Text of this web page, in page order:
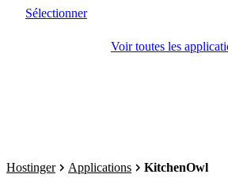
Sélectionner
Voir toutes les
Hostinger Applications KitchenOwl